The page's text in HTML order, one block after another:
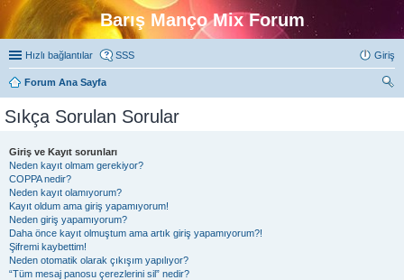
Barış Manço Mix Forum
Hızlı bağlantılar SSS Giriş
Forum Ana Sayfa
Sıkça Sorulan Sorular
Giriş ve Kayıt sorunları
Neden kayıt olmam gerekiyor?
COPPA nedir?
Neden kayıt olamıyorum?
Kayıt oldum ama giriş yapamıyorum!
Neden giriş yapamıyorum?
Daha önce kayıt olmuştum ama artık giriş yapamıyorum?!
Şifremi kaybettim!
Neden otomatik olarak çıkışım yapılıyor?
“Tüm mesaj panosu çerezlerini sil” nedir?